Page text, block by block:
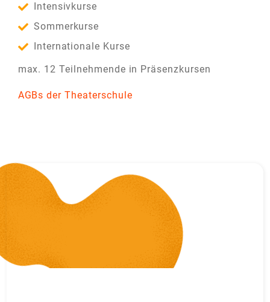
Intensivkurse
Sommerkurse
Internationale Kurse
max. 12 Teilnehmende in Präsenzkursen
AGBs der Theaterschule